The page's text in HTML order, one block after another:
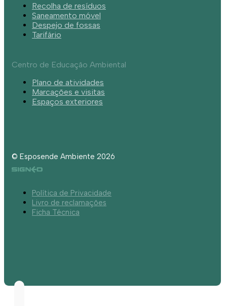
Recolha de resíduos
Saneamento móvel
Despejo de fossas
Tarifário
Centro de Educação Ambiental
Plano de atividades
Marcações e visitas
Espaços exteriores
© Esposende Ambiente 2026
Política de Privacidade
Livro de reclamações
Ficha Técnica